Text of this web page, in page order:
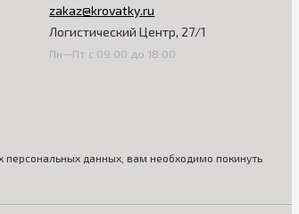
zakaz@krovatky.ru
Логистический Центр, 27/1
Пн—Пт с 09:00 до 18:00
персональных данных, вам необходимо покинуть